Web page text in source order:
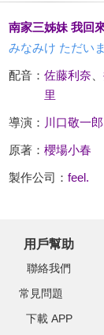
南家三姊妹 我回
みなみけ ただいま
配音： 佐藤利奈
里
導演： 川口敬一郎
原著： 櫻場小春
製作公司： feel.
用戶幫助
聯絡我們
常見問題
下載 APP